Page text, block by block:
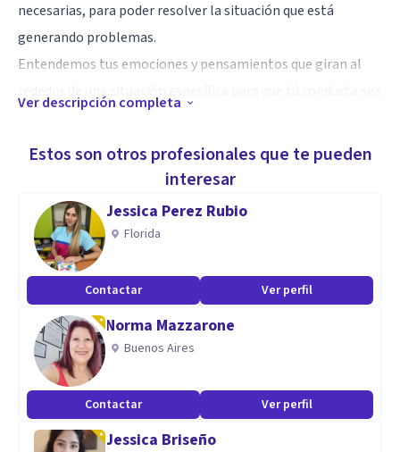
necesarias, para poder resolver la situación que está
generando problemas.
Entendemos tus emociones y pensamientos que giran al
El Mindfullnes, se ha hecho una herramienta necesaria para
poder centrarnos en el aquí y ahora y así vivir una vida más
Especialidad
Especialista en terapia cognitivo-conductual
Aptitudes
Rupturas de pareja, infidelidad, ansiedad, depresión.
Divorcios, autoestima y recuperación del amor propio.
Violencia de pareja.
Ver descripción completa
Estos son otros profesionales que te pueden
interesar
Jessica Perez Rubio
Florida
Contactar Ver perfil
Norma Mazzarone
Buenos Aires
Contactar Ver perfil
Jessica Briseño